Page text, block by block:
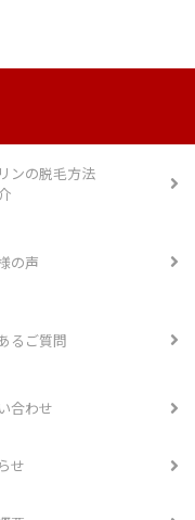
ンの脱毛方法
の声
るご質問
合わせ
せ